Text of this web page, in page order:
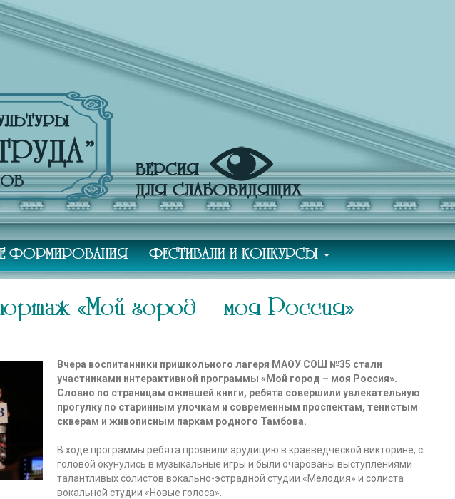
ФОРМИРОВАНИЯ
ФЕСТИВАЛИ И КОНКУРСЫ
«Мой город – моя Россия»
Вчера воспитанники пришкольного лагеря МАОУ СОШ №35 стали
участниками интерактивной программы «Мой город – моя Россия».
Словно по страницам ожившей книги, ребята совершили увлекательную
прогулку по старинным улочкам и современным проспектам, тенистым
скверам и живописным паркам родного Тамбова.
В ходе программы ребята проявили эрудицию в краеведческой викторине, с
головой окунулись в музыкальные игры и были очарованы выступлениями
талантливых солистов вокально-эстрадной студии «Мелодия» и солиста
вокальной студии «Новые голоса».